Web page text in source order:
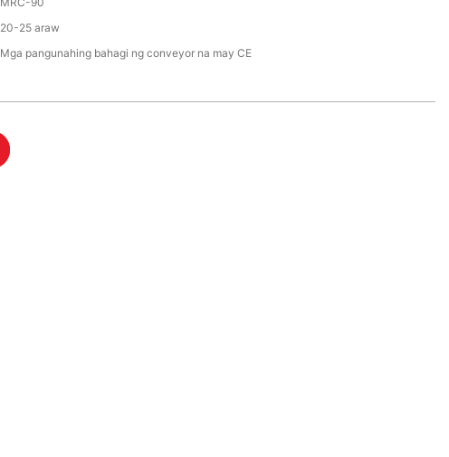
20-25 araw
Mga pangunahing bahagi ng conveyor na may CE